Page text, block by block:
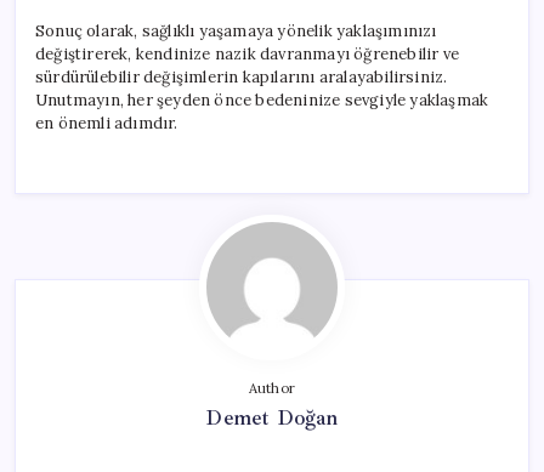
Sonuç olarak, sağlıklı yaşamaya yönelik yaklaşımınızı
değiştirerek, kendinize nazik davranmayı öğrenebilir ve
sürdürülebilir değişimlerin kapılarını aralayabilirsiniz.
Unutmayın, her şeyden önce bedeninize sevgiyle yaklaşmak
en önemli adımdır.
Author
Demet Doğan